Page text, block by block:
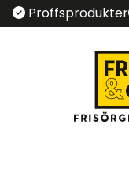
Proffsprodukter